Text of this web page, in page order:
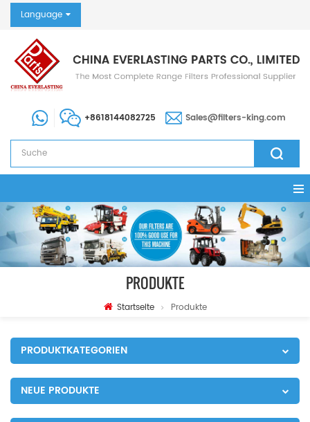
Language
+8618144082725 Sales@filters-king.com
PRODUKTE
Startseite Produkte
PRODUKTKATEGORIEN
NEUE PRODUKTE